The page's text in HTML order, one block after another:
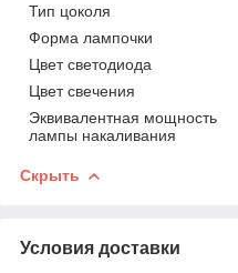
Тип цоколя
Форма лампочки
Цвет светодиода
Цвет свечения
Эквивалентная мощность
лампы накаливания
Скрыть
Условия доставки